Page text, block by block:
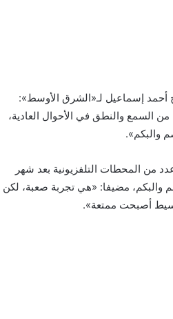
أحمد إسماعيل لـ«الشرق الأوسط»:
السمع والنطق في الأحوال العادية،
والبكم».
من المحطات التلفزيونية بعد شهر
والبكم، مضيفا: «هي تجربة صعبة، لكن
أصبحت ممتعة».